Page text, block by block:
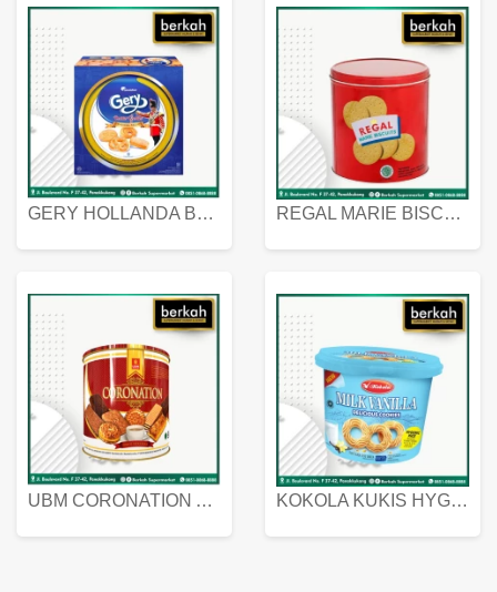
GERY HOLLANDA BUTTER COOKIES 450 GRAM REGAL MARIE BISCUIT KALENG 550 GRAM
UBM CORONATION ASSORTED BISKUIT KALENG 450 GRAM KOKOLA KUKIS HYGIENIC MILK VANILLA PACK 320 GR